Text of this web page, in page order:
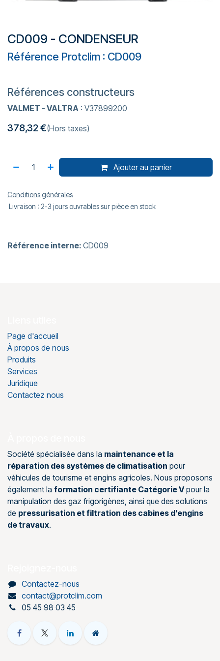
CD009 - CONDENSEUR
Référence Protclim : CD009
Références constructeurs
VALMET - VALTRA : V37899200
378,32€(Hors taxes)
Ajouter au panier
Conditions générales
Livraison : 2-3 jours ouvrables sur pièce en stock
Référence interne: CD009
Page d'accueil
À propos de nous
Produits
Services
Juridique
Contactez nous
Société spécialisée dans la maintenance et la
réparation des systèmes de climatisation pour
véhicules de tourisme et engins agricoles. Nous proposons
également la formation certifiante Catégorie Vpour la
manipulation des gaz frigorigènes, ainsi que des solutions
de pressurisation et filtration des cabines d’engins
de travaux.
Contactez-nous
contact@protclim.com
05 45 98 03 45